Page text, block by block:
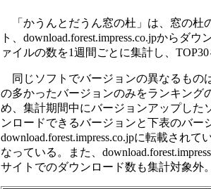
「かうんとだうん窓の杜」は、窓の杜
ト、download.forest.impress.co.jpからダ
ァイルの数を1週間ごとに集計し、
同じソフトでバージョンの異なるもの
の多かったバージョンのみをランキング
め、集計期間中にバージョンアップした
ンロードできるバージョンと下表のバー
download.forest.impress.co.jpに転載され
なっている。また、
サイトでのダウンロード数も集計対象外